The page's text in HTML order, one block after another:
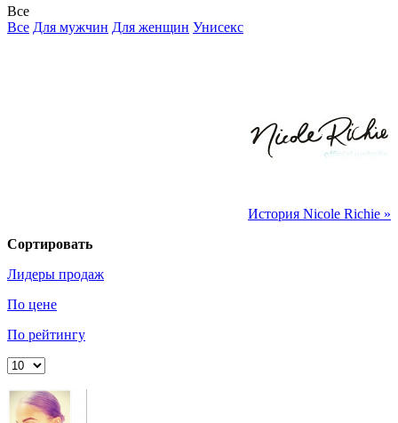
Все
Все Для мужчин Для женщин Унисекс
История Nicole Richie »
Сортировать
Лидеры продаж
По цене
По рейтингу